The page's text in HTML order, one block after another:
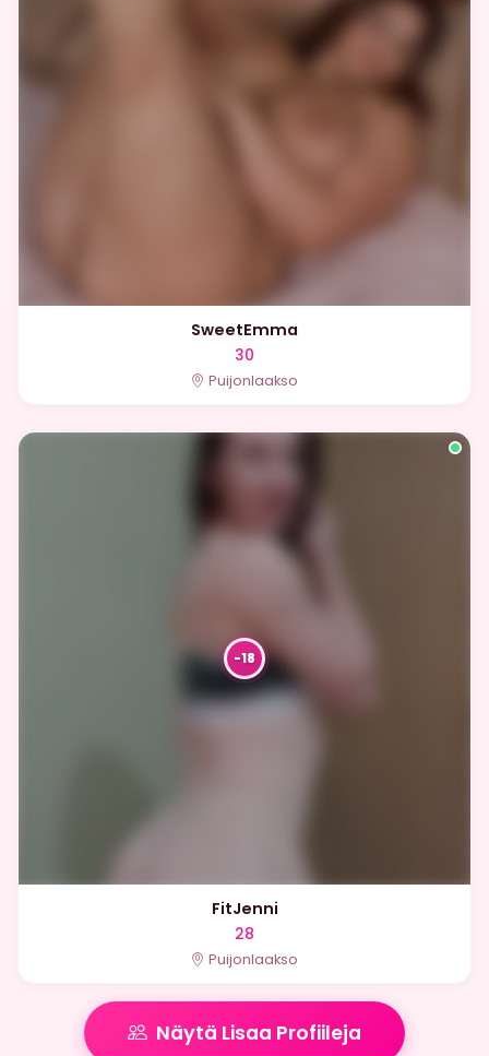
SweetEmma
30
Puijonlaakso
FitJenni
28
Puijonlaakso
Näytä Lisaa Profiileja